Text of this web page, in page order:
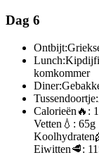
Dag 6
Ontbijt:
Lunch:
komkommer
Diner:
Tussendoortje:
Calorieën 🔥:
Vetten 💧: 65g
Koolhydraten
Eiwitten🥩: